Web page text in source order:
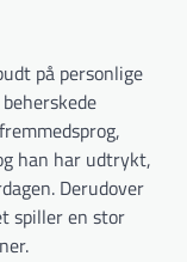
på personlige
han har udtrykt,
Derudover
spiller en stor